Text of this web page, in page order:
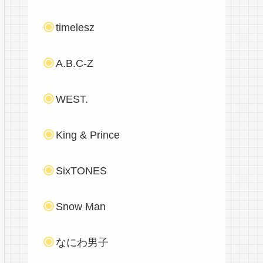
timelesz
A.B.C-Z
WEST.
King & Prince
SixTONES
Snow Man
なにわ男子